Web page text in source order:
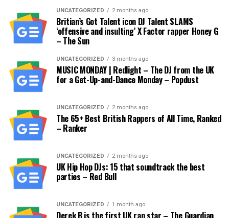
UNCATEGORIZED 2 months ago
Britian’s Got Talent icon DJ Talent SLAMS
‘offensive and insulting’ X Factor rapper Honey G
– The Sun
UNCATEGORIZED 3 months ago
MUSIC MONDAY | Redlight – The DJ from the UK
for a Get-Up-and-Dance Monday – Popdust
UNCATEGORIZED 2 months ago
The 65+ Best British Rappers of All Time, Ranked
– Ranker
UNCATEGORIZED 2 months ago
UK Hip Hop DJs: 15 that soundtrack the best
parties – Red Bull
UNCATEGORIZED 1 month ago
Derek B is the first UK rap star – The Guardian